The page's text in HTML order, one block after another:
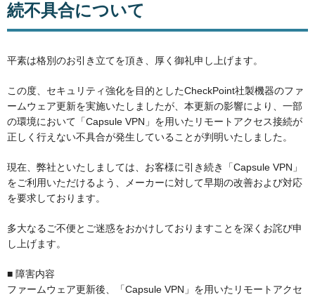
続不具合について
平素は格別のお引き立てを頂き、厚く御礼申し上げます。
この度、セキュリティ強化を目的としたCheckPoint社製機器のファ
ームウェア更新を実施いたしましたが、本更新の影響により、一部
の環境において「Capsule VPN」を用いたリモートアクセス接続が
正しく行えない不具合が発生していることが判明いたしました。
現在、弊社といたしましては、お客様に引き続き「Capsule VPN」
をご利用いただけるよう、メーカーに対して早期の改善および対応
を要求しております。
多大なるご不便とご迷惑をおかけしておりますことを深くお詫び申
し上げます。
■ 障害内容
ファームウェア更新後、「Capsule VPN」を用いたリモートアクセ